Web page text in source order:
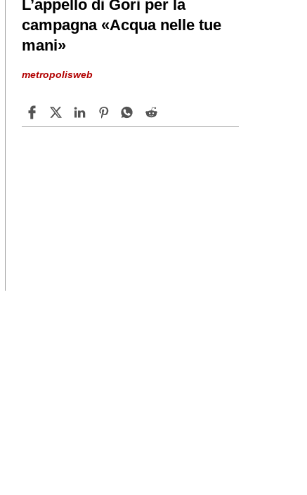
L’appello di Gori per la
campagna «Acqua nelle tue
mani»
metropolisweb